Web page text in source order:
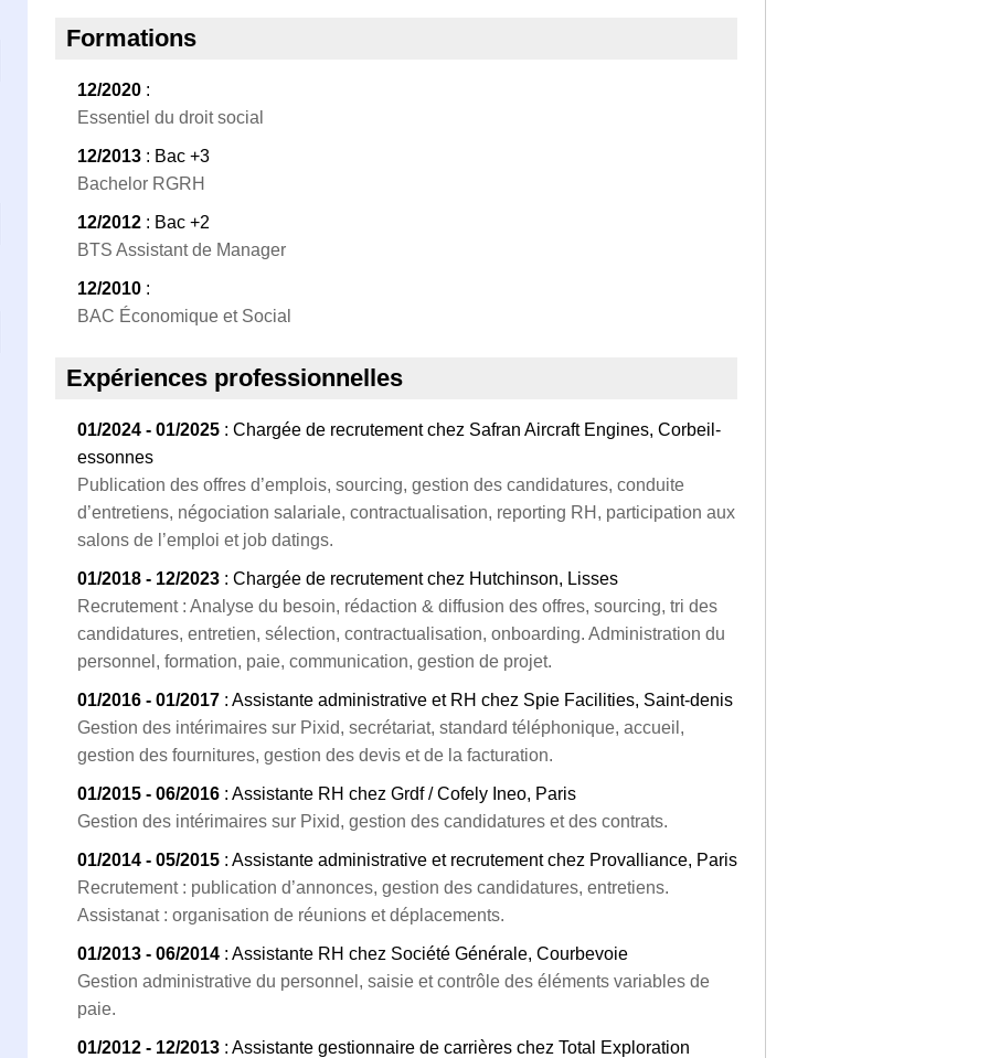
Formations
12/2020 :
Essentiel du droit social
12/2013 : Bac +3
Bachelor RGRH
12/2012 : Bac +2
BTS Assistant de Manager
12/2010 :
BAC Économique et Social
Expériences professionnelles
01/2024 - 01/2025 : Chargée de recrutement chez Safran Aircraft Engines, Corbeil-
essonnes
Publication des offres d’emplois, sourcing, gestion des candidatures, conduite
d’entretiens, négociation salariale, contractualisation, reporting RH, participation aux
salons de l’emploi et job datings.
01/2018 - 12/2023 : Chargée de recrutement chez Hutchinson, Lisses
Recrutement : Analyse du besoin, rédaction & diffusion des offres, sourcing, tri des
candidatures, entretien, sélection, contractualisation, onboarding. Administration du
personnel, formation, paie, communication, gestion de projet.
01/2016 - 01/2017 : Assistante administrative et RH chez Spie Facilities, Saint-denis
Gestion des intérimaires sur Pixid, secrétariat, standard téléphonique, accueil,
gestion des fournitures, gestion des devis et de la facturation.
01/2015 - 06/2016 : Assistante RH chez Grdf / Cofely Ineo, Paris
Gestion des intérimaires sur Pixid, gestion des candidatures et des contrats.
01/2014 - 05/2015 : Assistante administrative et recrutement chez Provalliance, Paris
Recrutement : publication d’annonces, gestion des candidatures, entretiens.
Assistanat : organisation de réunions et déplacements.
01/2013 - 06/2014 : Assistante RH chez Société Générale, Courbevoie
Gestion administrative du personnel, saisie et contrôle des éléments variables de
paie.
01/2012 - 12/2013 : Assistante gestionnaire de carrières chez Total Exploration